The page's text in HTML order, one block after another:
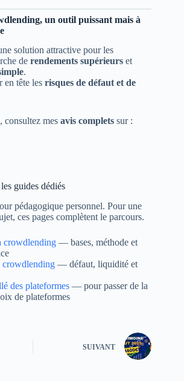
un outil puissant mais à
solution attractive pour les
de rendements supérieurs et
.
en tête les risques de défaut et de
mes avis complets sur :
guides dédiés
pédagogique personnel. Pour une
ces pages complètent le parcours.
crowdlending — bases, méthode et
crowdlending — défaut, liquidité et
des plateformes — pour passer de la
de plateformes
SUIVANT